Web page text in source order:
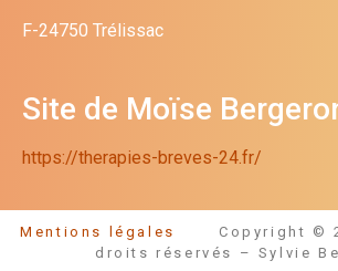
F-24750 Trélissac
Site de Moïse
https://therapies-breves-24.fr/
Mentions légales Copyright ©
droits réservés – Sylvie